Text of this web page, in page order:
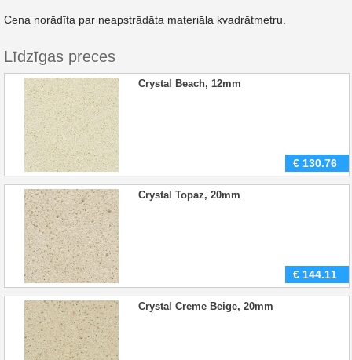
Cena norādīta par neapstrādāta materiāla kvadrātmetru.
Līdzīgas preces
Crystal Beach, 12mm
€ 130.76
Crystal Topaz, 20mm
€ 144.11
Crystal Creme Beige, 20mm